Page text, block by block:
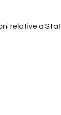
relative a